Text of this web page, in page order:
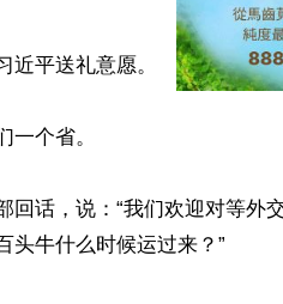
平送礼意愿。
个省。
话，说：“我们欢迎对等外
头牛什么时候运过来？”